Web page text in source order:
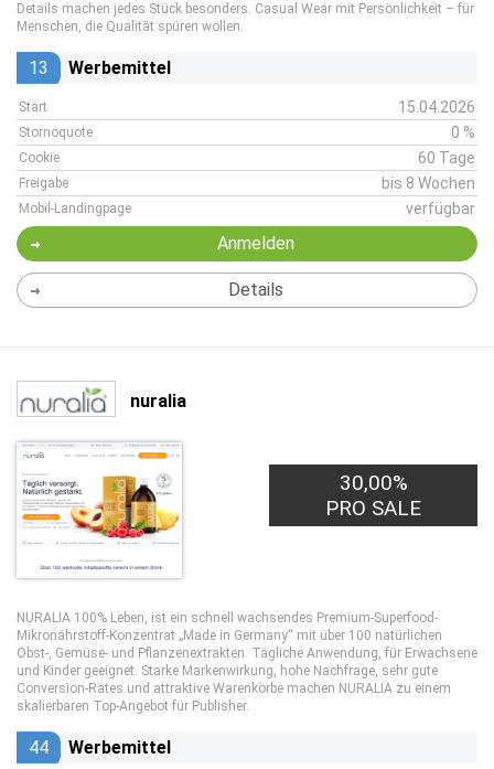
Details machen jedes Stück besonders. Casual Wear mit Persönlichkeit – für
Menschen, die Qualität spüren wollen.
13 Werbemittel
Start 15.04.2026
Stornoquote 0 %
Cookie 60 Tage
Freigabe bis 8 Wochen
Mobil-Landingpage verfügbar
Anmelden
Details
nuralia
30,00%
PRO SALE
NURALIA 100% Leben, ist ein schnell wachsendes Premium-Superfood-
Mikronährstoff-Konzentrat „Made in Germany“ mit über 100 natürlichen
Obst-, Gemüse- und Pflanzenextrakten. Tägliche Anwendung, für Erwachsene
und Kinder geeignet. Starke Markenwirkung, hohe Nachfrage, sehr gute
Conversion-Rates und attraktive Warenkörbe machen NURALIA zu einem
skalierbaren Top-Angebot für Publisher.
44 Werbemittel